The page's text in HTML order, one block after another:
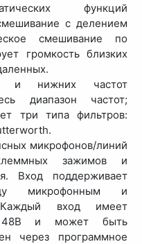
функций
с делением
смешивание по
громкость близких
и нижних частот
диапазон частот;
три типа фильтров:
микрофонов/линий
зажимов и
Вход поддерживает
микрофонным и
вход имеет
48В и может быть
через программное